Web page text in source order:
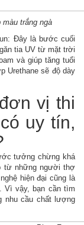
trắng ngà
Đây là bước cuối
tia UV từ mặt trời
và giúp tăng tuổi
Urethane sẽ độ dày
vị thi
uy tín,
tưởng chừng khá
từ những người thợ
hiện đại cũng là
Vì vậy, bạn cần tìm
nhu cầu chất lượng